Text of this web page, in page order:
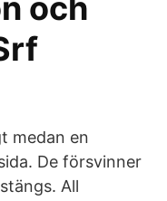
och
medan en
De försvinner
All